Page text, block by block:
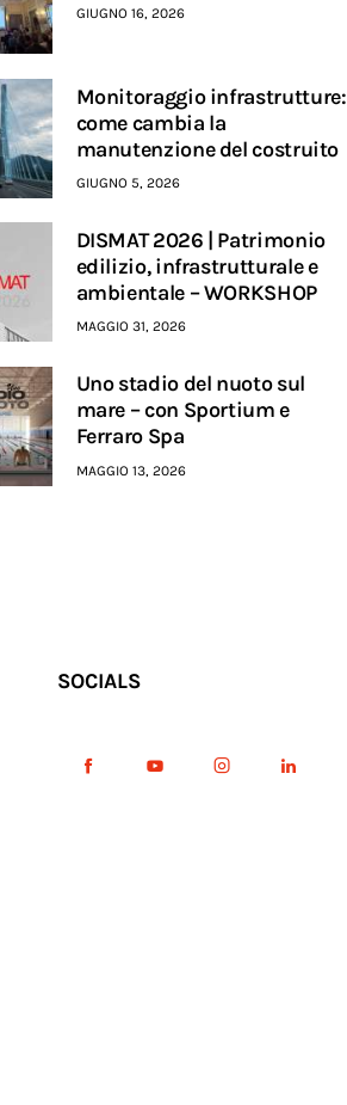
GIUGNO 16, 2026
Monitoraggio infrastrutture:
come cambia la
manutenzione del costruito
GIUGNO 5, 2026
DISMAT 2026 | Patrimonio
edilizio, infrastrutturale e
ambientale – WORKSHOP
MAGGIO 31, 2026
Uno stadio del nuoto sul
mare – con Sportium e
Ferraro Spa
MAGGIO 13, 2026
SOCIALS